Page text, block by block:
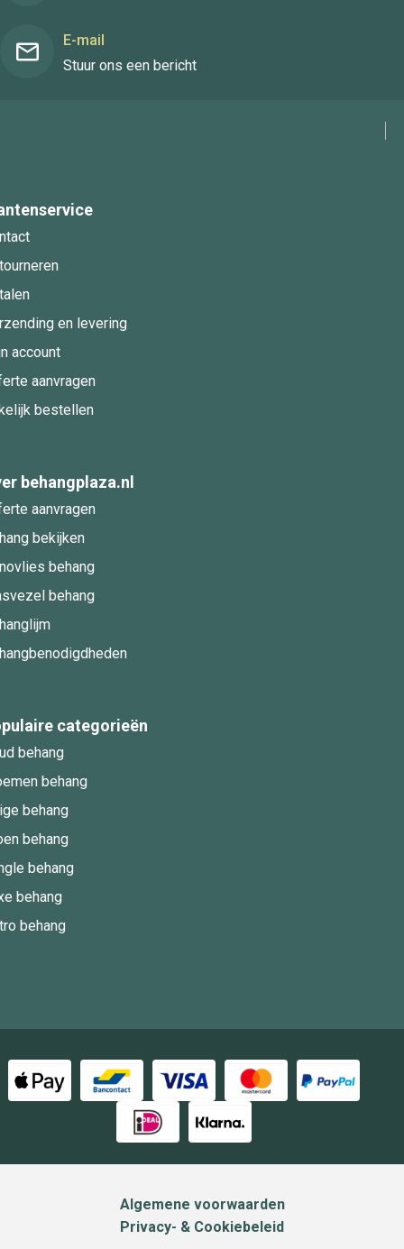
E-mail
Stuur ons een bericht
en levering
account
aanvragen
bestellen
behangplaza.nl
aanvragen
bekijken
behang
behang
categorieën
behang
behang
behang
behang
behang
behang
behang
Algemene voorwaarden
Privacy- & Cookiebeleid